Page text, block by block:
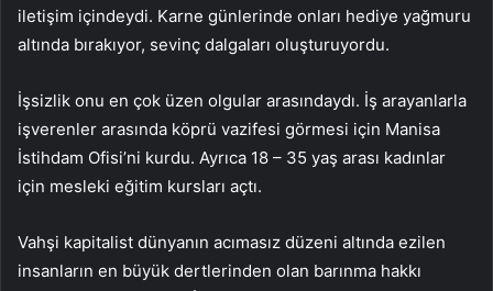
iletişim içindeydi. Karne günlerinde onları hediye yağmuru
altında bırakıyor, sevinç dalgaları oluşturuyordu.
İşsizlik onu en çok üzen olgular arasındaydı. İş arayanlarla
işverenler arasında köprü vazifesi görmesi için Manisa
İstihdam Ofisi’ni kurdu. Ayrıca 18 – 35 yaş arası kadınlar
için mesleki eğitim kursları açtı.
Vahşi kapitalist dünyanın acımasız düzeni altında ezilen
insanların en büyük dertlerinden olan barınma hakkı